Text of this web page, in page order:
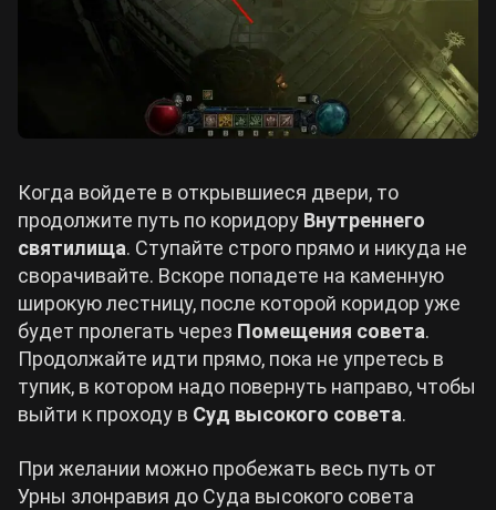
Когда войдете в открывшиеся двери, то
продолжите путь по коридору Внутреннего
святилища. Ступайте строго прямо и никуда не
сворачивайте. Вскоре попадете на каменную
широкую лестницу, после которой коридор уже
будет пролегать через Помещения совета.
Продолжайте идти прямо, пока не упретесь в
тупик, в котором надо повернуть направо, чтобы
выйти к проходу в Суд высокого совета.
При желании можно пробежать весь путь от
Урны злонравия до Суда высокого совета